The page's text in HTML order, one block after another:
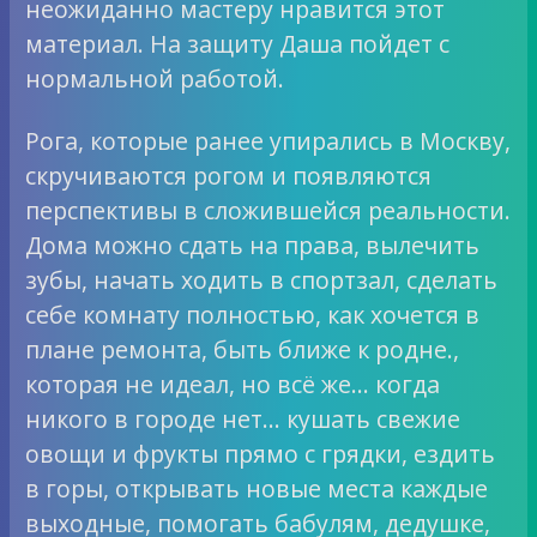
неожиданно мастеру нравится этот
материал. На защиту Даша пойдет с
нормальной работой.
Рога, которые ранее упирались в Москву,
скручиваются рогом и появляются
перспективы в сложившейся реальности.
Дома можно сдать на права, вылечить
зубы, начать ходить в спортзал, сделать
себе комнату полностью, как хочется в
плане ремонта, быть ближе к родне.,
которая не идеал, но всё же… когда
никого в городе нет… кушать свежие
овощи и фрукты прямо с грядки, ездить
в горы, открывать новые места каждые
выходные, помогать бабулям, дедушке,